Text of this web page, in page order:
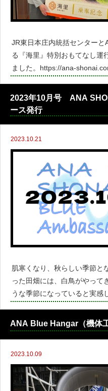
JR東日本庄内統括センターと
る『海里』特別おもてなし運
ました。https://ana-
第二
2023年10月号 ANA
ース発行
2023.10.21
肌寒くなり、秋らしい季節と
った田畑には、白鳥がやって
うな季節になっていると実感
ました！その他、今後に向け
で、ぜ
ANA Blue Hangar（機体
2023.10.09